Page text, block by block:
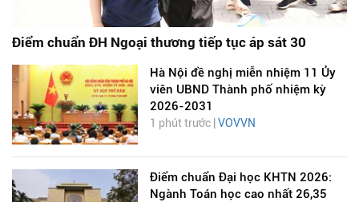
Điểm chuẩn ĐH Ngoại thương tiếp tục áp sát 30
Hà Nội đề nghị miễn nhiệm 11 Ủy
viên UBND Thành phố nhiệm kỳ
2026-2031
1 phút trước | VOVVN
Điểm chuẩn Đại học KHTN 2026:
Ngành Toán học cao nhất 26,35